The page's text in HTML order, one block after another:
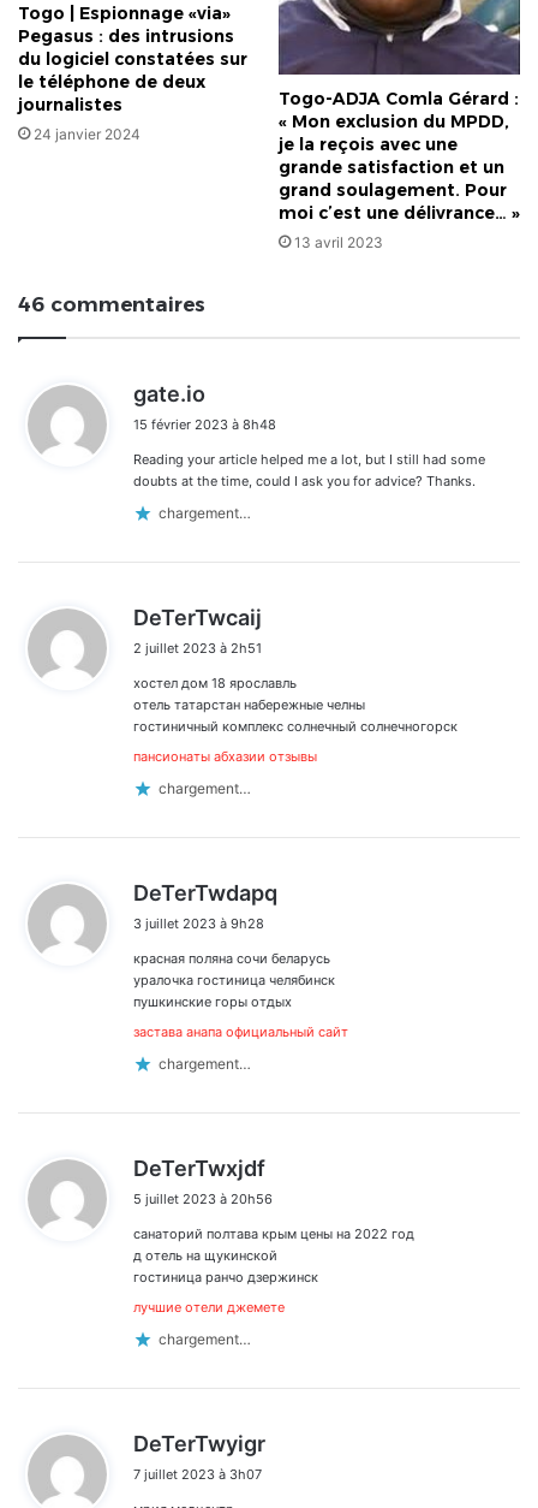
Togo | Espionnage «via»
Pegasus : des intrusions
du logiciel constatées sur
le téléphone de deux
journalistes
24 janvier 2024
Togo-ADJA Comla Gérard :
« Mon exclusion du MPDD,
je la reçois avec une
grande satisfaction et un
grand soulagement. Pour
moi c’est une délivrance… »
13 avril 2023
46 commentaires
gate.io
t
:
15 février 2023 à 8h48
Reading your article helped me a lot, but I still had some
doubts at the time, could I ask you for advice? Thanks.
chargement…
DeTerTwcaij
:
2 juillet 2023 à 2h51
хостел дом 18 ярославль
отель татарстан набережные челны
гостиничный комплекс солнечный солнечногорск
пансионаты абхазии отзывы
chargement…
DeTerTwdapq
:
3 juillet 2023 à 9h28
красная поляна сочи беларусь
уралочка гостиница челябинск
пушкинские горы отдых
застава анапа официальный сайт
chargement…
DeTerTwxjdf
t
:
5 juillet 2023 à 20h56
санаторий полтава крым цены на 2022 год
д отель на щукинской
гостиница ранчо дзержинск
лучшие отели джемете
chargement…
DeTerTwyigr
7 juillet 2023 à 3h07